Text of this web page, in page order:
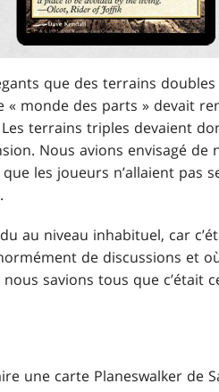
que des terrains doubles
monde des parts » devait
terrains triples devaient
Nous avions envisagé de
les joueurs n’allaient pas
au niveau inhabituel, car
de discussions et
savions tous que c’était
une carte Planeswalker de